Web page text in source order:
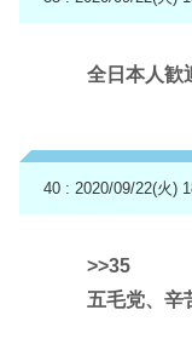
全日本人歓
40 : 2020/09/22(火)
>>35
五毛党、辛